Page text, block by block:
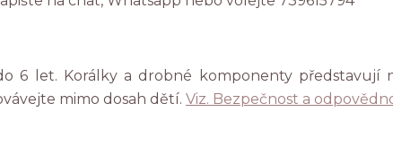
6 let. Korálky a drobné komponenty představují
mimo dosah dětí. Viz. Bezpečnost a